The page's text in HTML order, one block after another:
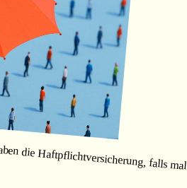
Haftpflichtversicherung, falls mal etwas